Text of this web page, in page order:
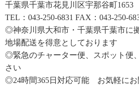
千葉県千葉市花見川区宇那谷町1653
TEL：043-250-6831 FAX：043-250-
◎神奈川県大和市・千葉県千葉市に
地場配送を得意としております
◎緊急のチャーター便、スポット便
さい
◎24時間365日対応可能 お気軽にお